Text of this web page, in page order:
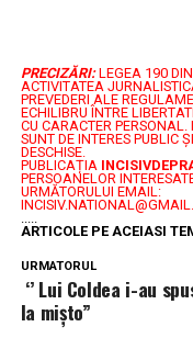
PRECIZĂRI: LEGEA 190
ACTIVITATEA
PREVEDERI ALE
ECHILIBRU ÎNTRE
CU CARACTER PERSONAL.
SUNT DE INTERES PUBLIC
DESCHISE.
PUBLICAȚIA
PERSOANELOR
URMĂTORULUI EMAIL:
.....
ARTICOLE PE ACEIASI
URMATORUL
‘’ Lui Coldea i-au
la mișto”